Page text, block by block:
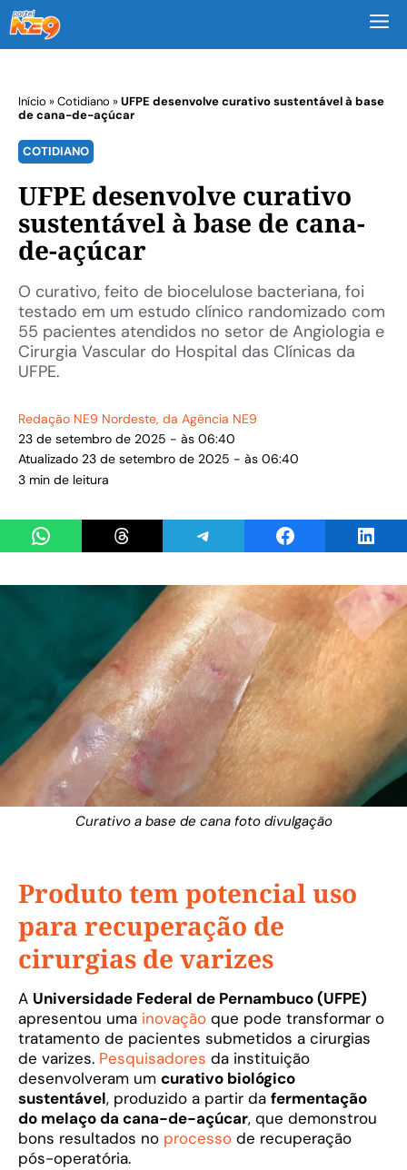
Início »Cotidiano »UFPE desenvolve curativo sustentável à base
de cana-de-açúcar
COTIDIANO
UFPE desenvolve curativo
sustentável à base de cana-
de-açúcar
O curativo, feito de biocelulose bacteriana, foi
testado em um estudo clínico randomizado com
55 pacientes atendidos no setor de Angiologia e
Cirurgia Vascular do Hospital das Clínicas da
UFPE.
Redação NE9 Nordeste, da Agência NE9
23 de setembro de 2025 - às 06:40
Atualizado 23 de setembro de 2025 - às 06:40
3 min de leitura
Share on WhatsAppShare on ThreadsShare on TelegramShare on Facebook
Curativo a base de cana foto divulgação
Produto tem potencial uso
para recuperação de
cirurgias de varizes
A Universidade Federal de Pernambuco (UFPE)
apresentou uma inovação que pode transformar o
tratamento de pacientes submetidos a cirurgias
de varizes. Pesquisadores da instituição
desenvolveram um curativo biológico
sustentável, produzido a partir da fermentação
do melaço da cana-de-açúcar, que demonstrou
bons resultados no processo de recuperação
pós-operatória.